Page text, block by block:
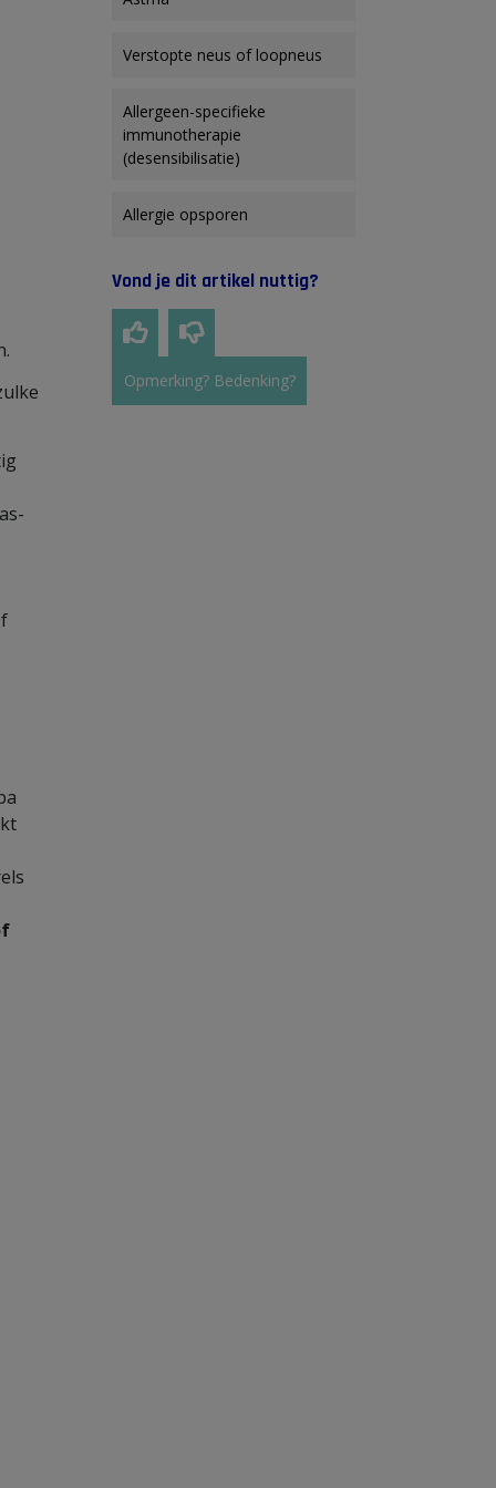
Verstopte neus of loopneus
Allergeen-specifieke
immunotherapie
(desensibilisatie)
Allergie opsporen
Vond je dit artikel nuttig?
Opmerking? Bedenking?